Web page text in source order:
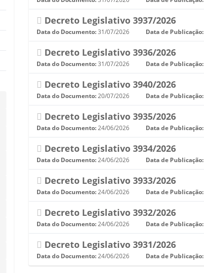
Decreto Legislativo 3937/2026
Data do Documento:31/07/2026 Data de Publicação:
Decreto Legislativo 3936/2026
Data do Documento:31/07/2026 Data de Publicação:
Decreto Legislativo 3940/2026
Data do Documento:20/07/2026 Data de Publicação:
Decreto Legislativo 3935/2026
Data do Documento:24/06/2026 Data de Publicação:
Decreto Legislativo 3934/2026
Data do Documento:24/06/2026 Data de Publicação:
Decreto Legislativo 3933/2026
Data do Documento:24/06/2026 Data de Publicação:
Decreto Legislativo 3932/2026
Data do Documento:24/06/2026 Data de Publicação:
Decreto Legislativo 3931/2026
Data do Documento:24/06/2026 Data de Publicação: